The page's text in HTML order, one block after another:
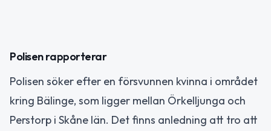
Polisen rapporterar
Polisen söker efter en försvunnen kvinna i området
kring Bälinge, som ligger mellan Örkelljunga och
Perstorp i Skåne län. Det finns anledning att tro att